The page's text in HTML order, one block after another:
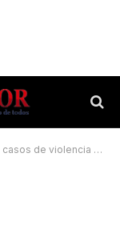
y de género en Corrientes